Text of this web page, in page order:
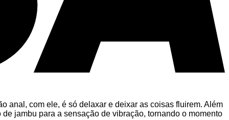
anal, com ele, é só delaxar e deixar as coisas fluirem. Além
jambu para a sensação de vibração, tornando o momento